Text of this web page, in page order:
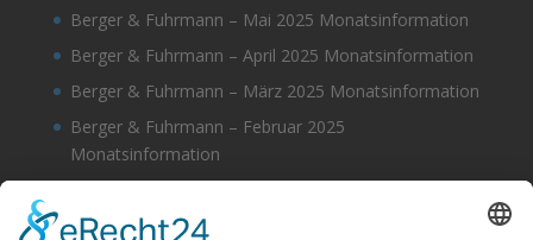
Berger & Fuhrmann – Mai 2025 Monatsinformation
Berger & Fuhrmann – April 2025 Monatsinformation
Berger & Fuhrmann – März 2025 Monatsinformation
Berger & Fuhrmann – Februar 2025
Monatsinformation
Monatsinformation